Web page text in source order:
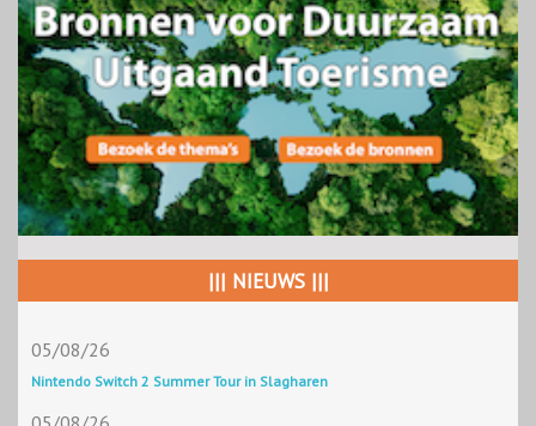
||| NIEUWS |||
05/08/26
Nintendo Switch 2 Summer Tour in Slagharen